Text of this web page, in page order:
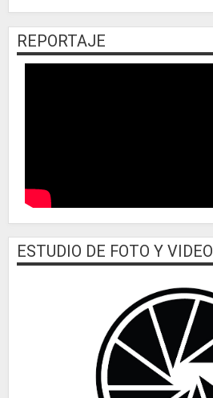
REPORTAJE
ESTUDIO DE FOTO Y VIDEO